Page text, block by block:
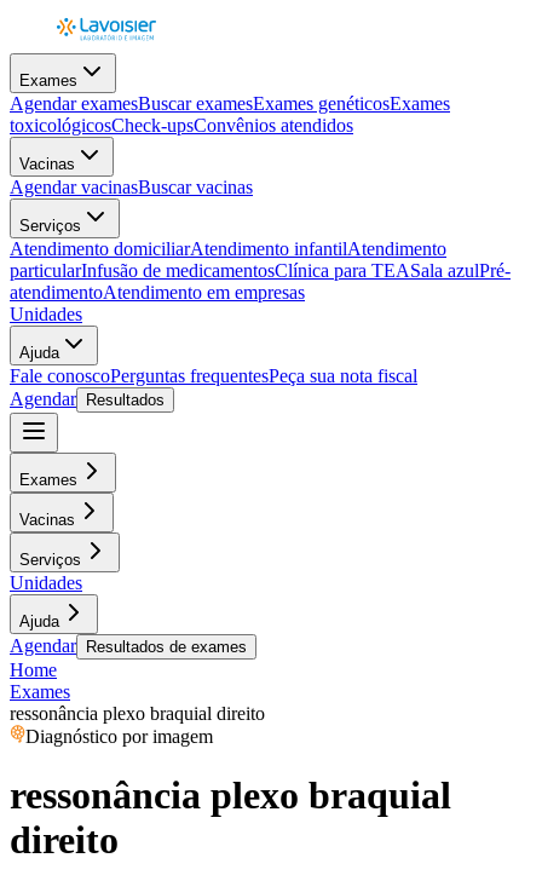
Exames
Agendar examesBuscar examesExames genéticosExames
toxicológicosCheck-upsConvênios atendidos
Vacinas
Agendar vacinasBuscar vacinas
Serviços
Atendimento domiciliarAtendimento infantilAtendimento
particularInfusão de medicamentosClínica para TEASala azulPré-
atendimentoAtendimento em empresas
Unidades
Ajuda
Fale conoscoPerguntas frequentesPeça sua nota fiscal
Agendar
Resultados
Exames
Vacinas
Serviços
Unidades
Ajuda
Agendar Resultados de exames
Home
Exames
ressonância plexo braquial direito
Diagnóstico por imagem
ressonância plexo braquial
direito